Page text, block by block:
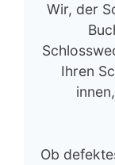
Wir, der
Ihren
Ob